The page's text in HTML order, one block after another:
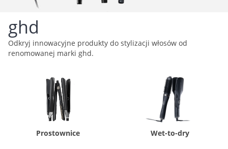
ghd
Odkryj innowacyjne produkty do stylizacji włosów od
renomowanej marki ghd.
Prostownice Wet-to-dry